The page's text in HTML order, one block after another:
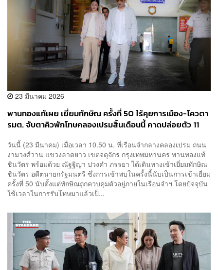
23 มีนาคม 2026
พานทองแท้เผย เยี่ยมทักษิณ ครั้งที่ 50 ไร้คุยการเมือง-โควตา
รมต. จับตาคิวพักโทษคลองเปรมสิ้นเดือนนี้ คาดปล่อยตัว 11
วันนี้ (23 มีนาคม) เมื่อเวลา 10.50 น. ที่เรือนจำกลางคลองเปรม ถนน
งามวงศ์วาน แขวงลาดยาว เขตจตุจักร กรุงเทพมหานคร พานทองแท้
ชินวัตร พร้อมด้วย ณัฐฐิญา ปวงคำ ภรรยา ได้เดินทางเข้าเยี่ยมทักษิณ
ชินวัตร อดีตนายกรัฐมนตรี ซึ่งการเข้าพบในครั้งนี้นับเป็นการเข้าเยี่ยม
ครั้งที่ 50 นับตั้งแต่ทักษิณถูกควบคุมตัวอยู่ภายในเรือนจำฯ โดยปัจจุบัน
ใช้เวลาในการรับโทษมาแล้วเป็...